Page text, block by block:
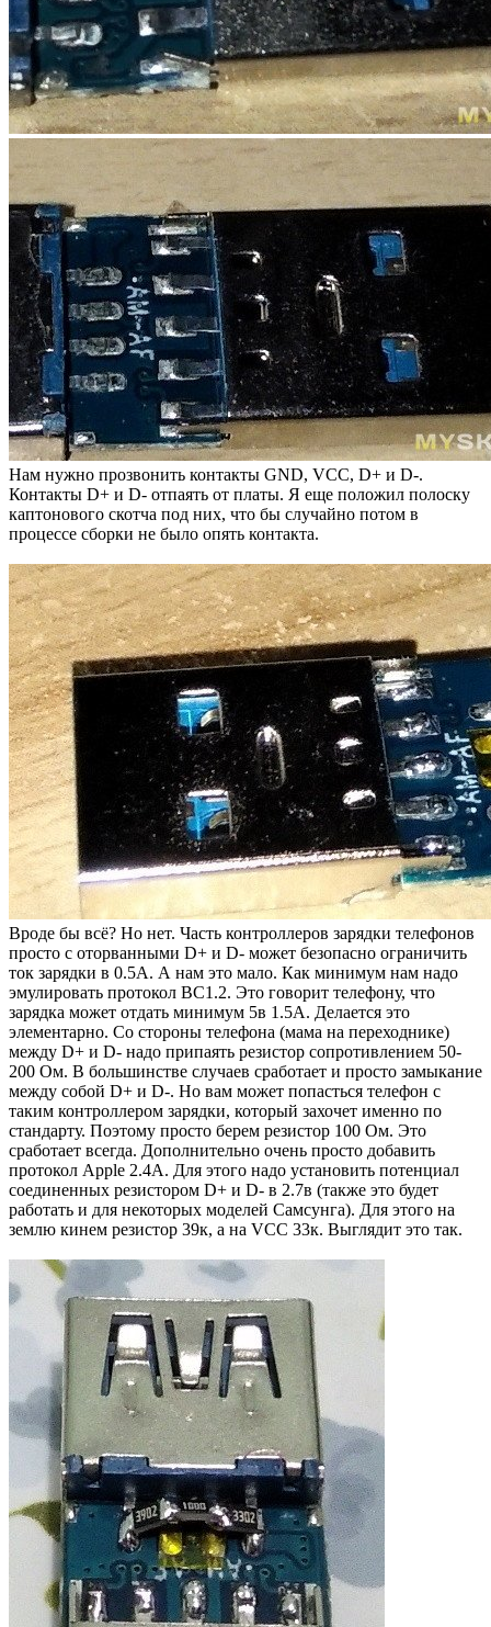
Нам нужно прозвонить контакты GND, VCC, D+ и D-.
Контакты D+ и D- отпаять от платы. Я еще положил полоску
каптонового скотча под них, что бы случайно потом в
процессе сборки не было опять контакта.
Вроде бы всё? Но нет. Часть контроллеров зарядки телефонов
просто с оторванными D+ и D- может безопасно ограничить
ток зарядки в 0.5А. А нам это мало. Как минимум нам надо
эмулировать протокол BC1.2. Это говорит телефону, что
зарядка может отдать минимум 5в 1.5А. Делается это
элементарно. Со стороны телефона (мама на переходнике)
между D+ и D- надо припаять резистор сопротивлением 50-
200 Ом. В большинстве случаев сработает и просто замыкание
между собой D+ и D-. Но вам может попасться телефон с
таким контроллером зарядки, который захочет именно по
стандарту. Поэтому просто берем резистор 100 Ом. Это
сработает всегда. Дополнительно очень просто добавить
протокол Apple 2.4A. Для этого надо установить потенциал
соединенных резистором D+ и D- в 2.7в (также это будет
работать и для некоторых моделей Самсунга). Для этого на
землю кинем резистор 39к, а на VCC 33к. Выглядит это так.